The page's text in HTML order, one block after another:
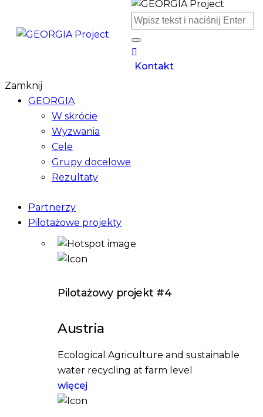
Kontakt
Zamknij
GEORGIA
W skrócie
Wyzwania
Cele
Grupy docelowe
Rezultaty
Partnerzy
Pilotażowe projekty
Pilotażowy projekt #4
Austria
Ecological Agriculture and sustainable
water recycling at farm level
więcej